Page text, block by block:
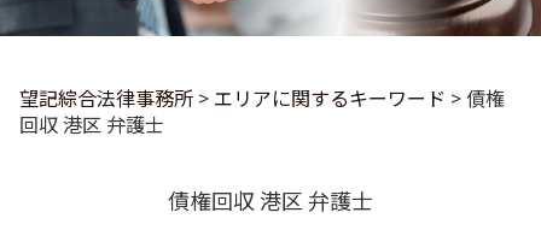
望記綜合法律事務所 > エリアに関するキーワード >債権
回収 港区 弁護士
債権回収 港区 弁護士